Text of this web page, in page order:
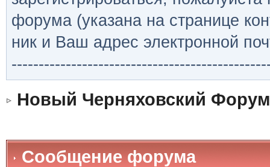
форума (указана на странице
ник и Ваш адрес электронной
Новый Черняховский Форум
Сообщение форума